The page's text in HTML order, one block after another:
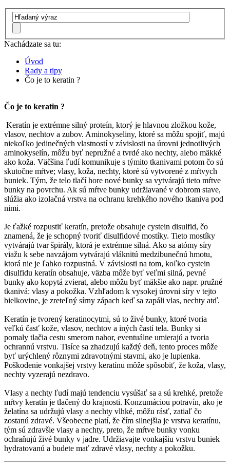
Nachádzate sa tu:
Úvod
Rady a tipy
Čo je to keratin ?
Čo je to keratin ?
Keratín je extrémne silný proteín, ktorý je hlavnou zložkou kože,
vlasov, nechtov a zubov. Aminokyseliny, ktoré sa môžu spojiť, majú
niekoľko jedinečných vlastností v závislosti na úrovni jednotlivých
aminokyselín, môžu byť nepružné a tvrdé ako nechty, alebo mäkké
ako koža. Väčšina ľudí komunikuje s týmito tkanivami potom čo sú
skutočne mŕtve; vlasy, koža, nechty, ktoré sú vytvorené z mŕtvych
buniek. Tým, že telo tlačí hore nové bunky sa vytvárajú tieto mŕtve
bunky na povrchu. Ak sú mŕtve bunky udržiavané v dobrom stave,
slúžia ako izolačná vrstva na ochranu krehkého nového tkaniva pod
nimi.
Je ťažké rozpustiť keratín, pretože obsahuje cystein disulfid, čo
znamená, že je schopný tvoriť disulfidové mostíky. Tieto mostíky
vytvárajú tvar špirály, ktorá je extrémne silná. Ako sa atómy síry
viažu k sebe navzájom vytvárajú vláknitú medzibunečnú hmotu,
ktorá nie je ľahko rozpustná. V závislosti na tom, koľko cystein
disulfidu keratín obsahuje, väzba môže byť veľmi silná, pevné
bunky ako kopytá zvierat, alebo môžu byť mäkšie ako napr. pružné
tkanivá: vlasy a pokožka. Vzhľadom k vysokej úrovni síry v tejto
bielkovine, je zreteľný sírny zápach keď sa zapáli vlas, nechty atď.
Keratín je tvorený keratinocytmi, sú to živé bunky, ktoré tvoria
veľkú časť kože, vlasov, nechtov a iných častí tela. Bunky si
pomaly tlačia cestu smerom nahor, eventuálne umierajú a tvoria
ochrannú vrstvu. Tisíce sa zhadzujú každý deň, tento proces môže
byť urýchlený rôznymi zdravotnými stavmi, ako je lupienka.
Poškodenie vonkajšej vrstvy keratínu môže spôsobiť, že koža, vlasy,
nechty vyzerajú nezdravo.
Vlasy a nechty ľudí majú tendenciu vysúšať sa a sú krehké, pretože
mŕtvy keratín je tlačený do krajnosti. Konzumáciou potravín, ako je
želatína sa udržujú vlasy a nechty vlhké, môžu rásť, zatiaľ čo
zostanú zdravé. Všeobecne platí, že čím silnejšia je vrstva keratínu,
tým sú zdravšie vlasy a nechty, preto, že mŕtve bunky vonku
ochraňujú živé bunky v jadre. Udržiavajte vonkajšiu vrstvu buniek
hydratovanú a budete mať zdravé vlasy, nechty a pokožku.